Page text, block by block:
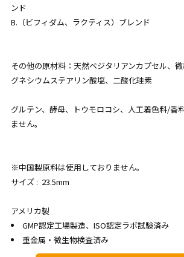
ンド
B.（ビフィダム、ラクティス）ブレンド
その他の原材料：天然ベジタリアンカプセル、
グネシウムステアリン酸塩、二酸化珪素
グルテン、酵母、トウモロコシ、人工着色料/香
ません。
※中国製原料は使用しておりません。
サイズ : 23.5mm
アメリカ製
GMP認定工場製造、ISO認定ラボ試験済み
重金属・微生物検査済み